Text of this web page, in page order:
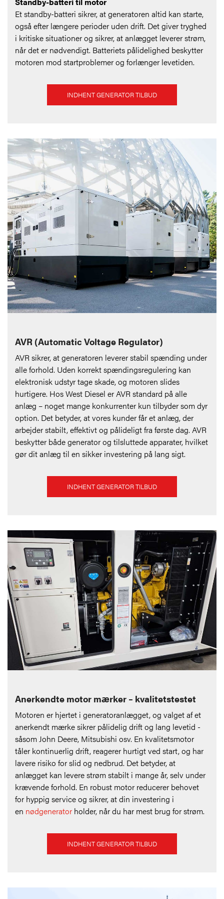
Et standby-batteri sikrer, at generatoren altid kan starte,
også efter længere perioder uden drift. Det giver tryghed
i kritiske situationer og sikrer, at anlægget leverer strøm,
når det er nødvendigt. Batteriets pålidelighed beskytter
motoren mod startproblemer og forlænger levetiden.
INDHENT GENERATOR TILBUD
AVR (Automatic Voltage Regulator)
AVR sikrer, at generatoren leverer stabil spænding under
alle forhold. Uden korrekt spændingsregulering kan
elektronisk udstyr tage skade, og motoren slides
hurtigere. Hos West Diesel er AVR standard på alle
anlæg – noget mange konkurrenter kun tilbyder som dyr
option. Det betyder, at vores kunder får et anlæg, der
arbejder stabilt, effektivt og pålideligt fra første dag. AVR
beskytter både generator og tilsluttede apparater, hvilket
gør dit anlæg til en sikker investering på lang sigt.
INDHENT GENERATOR TILBUD
Anerkendte motor mærker – kvalitetstestet
Motoren er hjertet i generatoranlægget, og valget af et
anerkendt mærke sikrer pålidelig drift og lang levetid -
såsom John Deere, Mitsubishi osv. En kvalitetsmotor
tåler kontinuerlig drift, reagerer hurtigt ved start, og har
lavere risiko for slid og nedbrud. Det betyder, at
anlægget kan levere strøm stabilt i mange år, selv under
krævende forhold. En robust motor reducerer behovet
for hyppig service og sikrer, at din investering i
en nødgenerator holder, når du har mest brug for strøm.
INDHENT GENERATOR TILBUD